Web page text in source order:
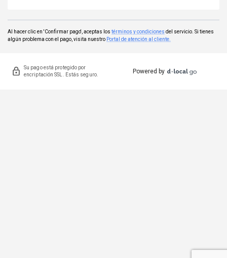
Al hacer clic en 'Confirmar pago', aceptas los términos y condiciones del servicio. Si tienes
algún problema con el pago, visita nuestro Portal de atención al cliente.
Su pago está protegido por
encriptación SSL. Estás seguro.
Powered by